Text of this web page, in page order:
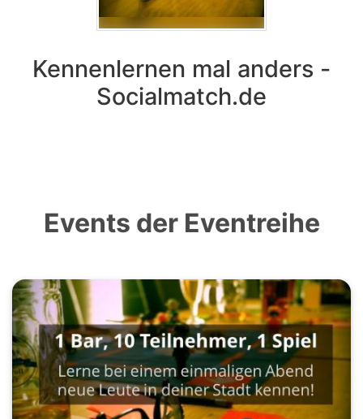
Kennenlernen mal anders -
Socialmatch.de
Events der Eventreihe